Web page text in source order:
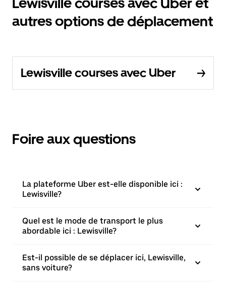
autres options de déplacement
Lewisville courses avec Uber
Foire aux questions
La plateforme Uber est-elle disponible ici :
Lewisville?
Quel est le mode de transport le plus
abordable ici : Lewisville?
Est-il possible de se déplacer ici, Lewisville,
sans voiture?